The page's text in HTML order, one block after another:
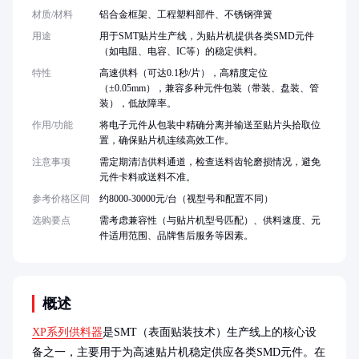
概述
XP系列供料器是SMT（表面贴装技术）生产线上的核心设
备之一，主要用于为高速贴片机稳定供应各类SMD元件。在
材质/材料
铝合金框架、工程塑料部件、不锈钢弹簧
用途
用于SMT贴片生产线，为贴片机提供各类SMD元件
（如电阻、电容、IC等）的稳定供料。
特性
高速供料（可达0.1秒/片），高精度定位
（±0.05mm），兼容多种元件包装（带装、盘装、管
装），低故障率。
作用/功能
将电子元件从包装中精确分离并输送至贴片头拾取位
置，确保贴片机连续高效工作。
注意事项
需定期清洁供料通道，检查送料齿轮磨损情况，避免
元件卡料或送料不准。
参考价格区间
约8000-30000元/台（视型号和配置不同）
选购要点
需考虑兼容性（与贴片机型号匹配）、供料速度、元
件适用范围、品牌售后服务等因素。